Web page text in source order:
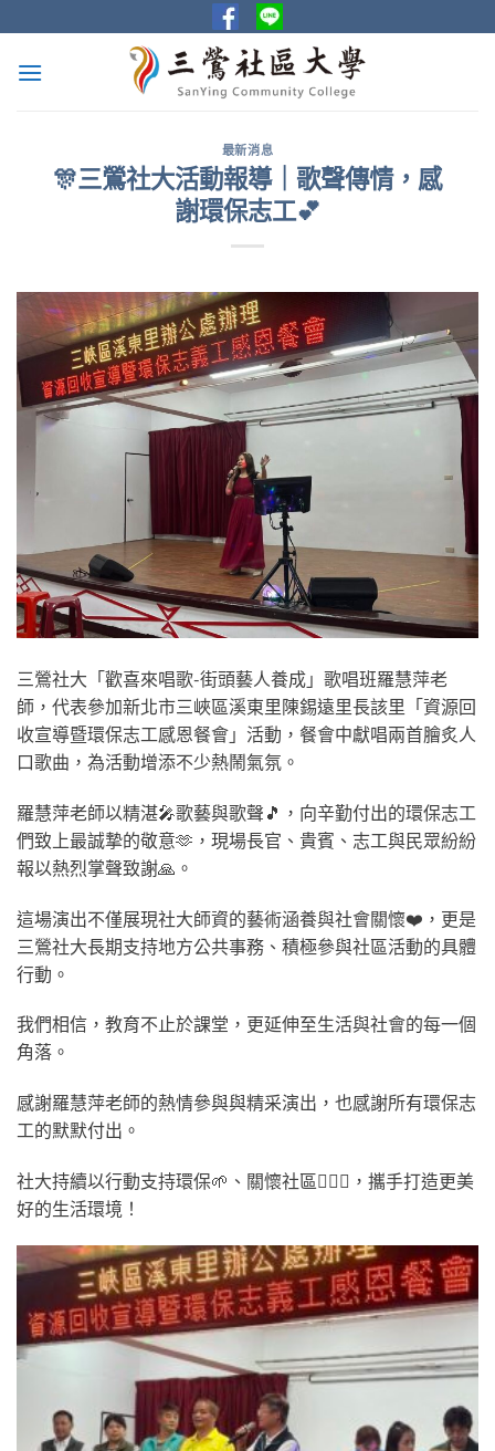
to
content
最新消息
🎊三鶯社大活動報導｜歌聲傳情，感
謝環保志工💕
三鶯社大「歡喜來唱歌-街頭藝人養成」歌唱班羅慧萍老
師，代表參加新北市三峽區溪東里陳錫遠里長該里「資源回
收宣導暨環保志工感恩餐會」活動，餐會中獻唱兩首膾炙人
口歌曲，為活動增添不少熱鬧氣氛。
羅慧萍老師以精湛🎤歌藝與歌聲🎵，向辛勤付出的環保志工
們致上最誠摯的敬意🫶，現場長官、貴賓、志工與民眾紛紛
報以熱烈掌聲致謝🙏。
這場演出不僅展現社大師資的藝術涵養與社會關懷❤️，更是
三鶯社大長期支持地方公共事務、積極參與社區活動的具體
行動。
我們相信，教育不止於課堂，更延伸至生活與社會的每一個
角落。
感謝羅慧萍老師的熱情參與與精采演出，也感謝所有環保志
工的默默付出。
社大持續以行動支持環保🌱、關懷社區👩‍❤️‍👨，攜手打造更美
好的生活環境！